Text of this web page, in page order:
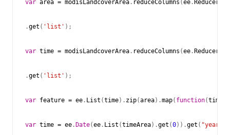
var area = modisLandcoverArea . reduceColumns ( ee . Reducer
.get ( 'list' );
var time = modisLandcoverArea . reduceColumns (ee .Reducer
.get ( 'list' );
var feature = ee . List (time). zip(area).map( function(
var time = ee .Date(ee . List (timeArea).get (0)).get ( "year"